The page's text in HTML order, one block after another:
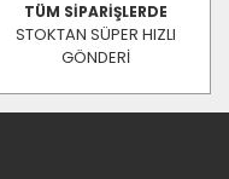
TÜM SİPARİŞLERDE
STOKTAN SÜPER HIZLI
GÖNDERİ